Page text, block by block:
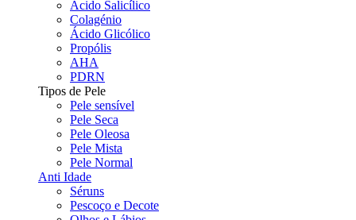
Ácido Salicílico
Colagénio
Ácido Glicólico
Propólis
AHA
PDRN
Tipos de Pele
Pele sensível
Pele Seca
Pele Oleosa
Pele Mista
Pele Normal
Anti Idade
Séruns
Pescoço e Decote